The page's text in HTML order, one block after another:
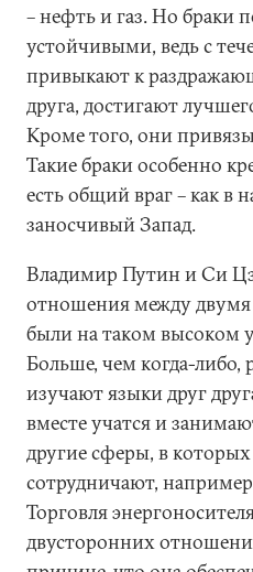
– нефть и газ. Но браки
устойчивыми, ведь с
привыкают к
друга, достигают
Кроме того, они
Такие браки особенно
есть общий враг – как в
заносчивый Запад.
Владимир Путин и Си
отношения между двумя
были на таком высоком
Больше, чем когда-либо,
изучают языки друг
вместе учатся и
другие сферы, в
сотрудничают,
Торговля
двусторонних